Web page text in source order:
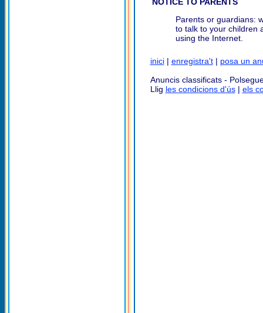
Parents or guardians:
to talk to your children
using the Internet.
inici| enregistra't| posa un
Anuncis classificats -
Llig les condicions d'ús| els